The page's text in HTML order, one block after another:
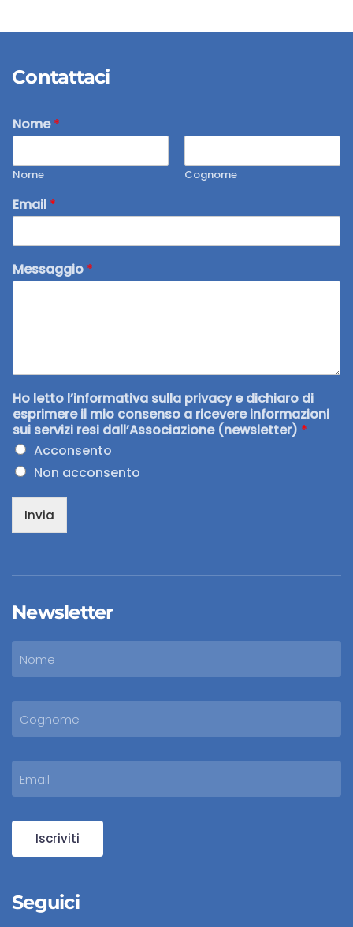
Contattaci
Nome*
Nome Cognome
Email *
Messaggio *
Ho letto l’informativa sulla privacy e dichiaro di
esprimere il mio consenso a ricevere informazioni
sui servizi resi dall’Associazione (newsletter) *
Acconsento
Non acconsento
Invia
Newsletter
Iscriviti
Seguici